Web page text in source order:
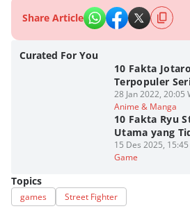
Share Article
Curated For You
10 Fakta
Terpopuler
28 Jan 2022, 20:05
Anime & Manga
10 Fakta Ryu
Utama yang
15 Des 2025, 15:45
Game
Topics
games Street Fighter